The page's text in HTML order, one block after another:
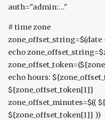
auth="admin:..."
# time zone
zone_offset_string=$(date
echo
echo hours:
${zone_offset_token[1]}
zone_offset_minutes=$((
${zone_offset_token[1]} ))